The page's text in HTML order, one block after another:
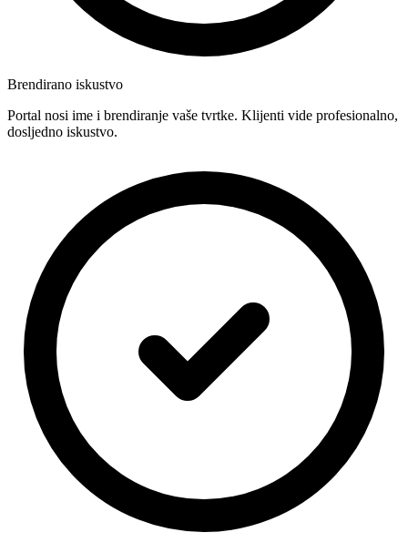
Brendirano iskustvo
Portal nosi ime i brendiranje vaše tvrtke. Klijenti vide profesionalno,
dosljedno iskustvo.